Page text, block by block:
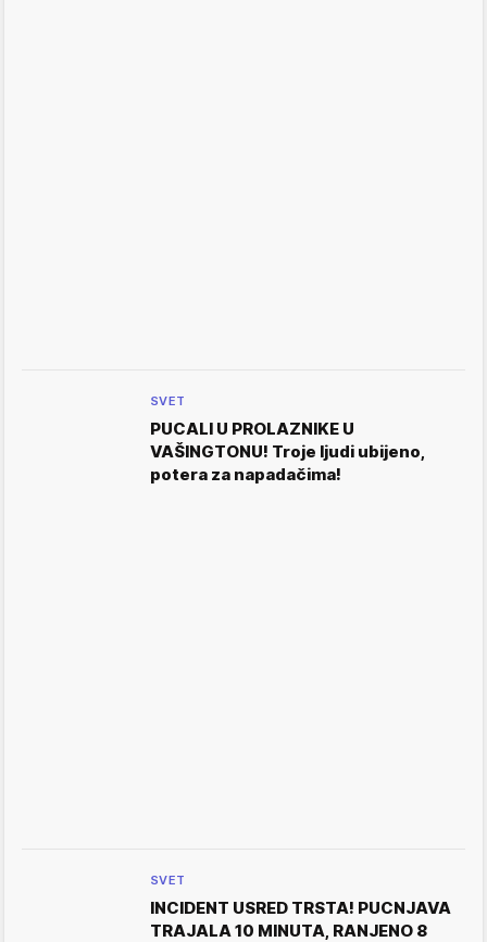
SVET
PUCALI U PROLAZNIKE U
VAŠINGTONU! Troje ljudi ubijeno,
potera za napadačima!
SVET
INCIDENT USRED TRSTA! PUCNJAVA
TRAJALA 10 MINUTA, RANJENO 8